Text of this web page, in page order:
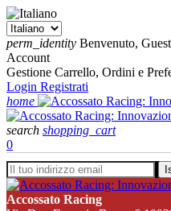
perm_identity Benvenuto, Guest
Account
Gestione Carrello, Ordini e
Login Registrati
home
search shopping_cart
0
Offroad
In
questa
sezione
Accossato Racing